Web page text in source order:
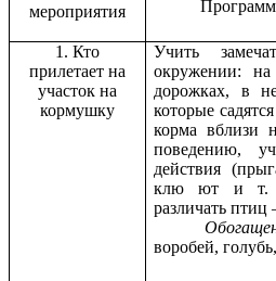
мероприятия
1. Кто
прилетает на
участок на
кормушку
Учить
окружении: на
дорожках, в
которые
корма вблизи
поведению,
действия
клю ют и т.
различать птиц
воробей,